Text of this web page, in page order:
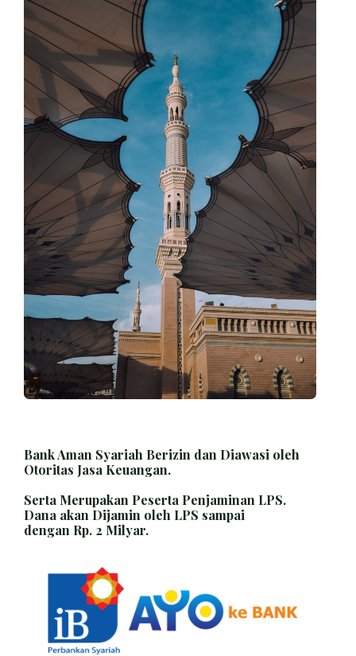
Bank Aman Syariah Berizin dan Diawasi oleh
Otoritas Jasa Keuangan.
Serta Merupakan Peserta Penjaminan LPS.
Dana akan Dijamin oleh LPS sampai
dengan Rp. 2 Milyar.